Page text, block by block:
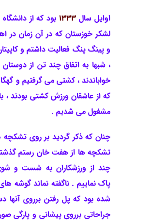
اوایل سال 1333بود که از
لشکر خوزستان که در آن زمان در
و پینگ پنگ فعالیت داشتم و
، شبها به اتفاق چند تن از
خواباندند ، کشتی می گرفتیم و
که از عاشقان ورزش کشتی بودند
مشغول می شدیم .
چنان که ذکر گردید بر روی تشکچه
تشکچه ها از هفت خان رستم
چند از ورزشکاران به شست و
پاک نماییم . ناگفته نماند گوشه
شده بود که پل رفتن برروی
جراحاتی برروی پیشانی و پارگی